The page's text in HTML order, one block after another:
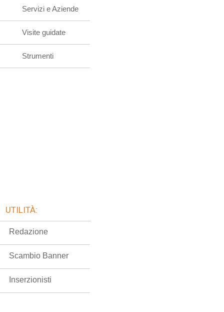
Servizi e Aziende
Visite guidate
Strumenti
UTILITÀ:
Redazione
Scambio Banner
Inserzionisti